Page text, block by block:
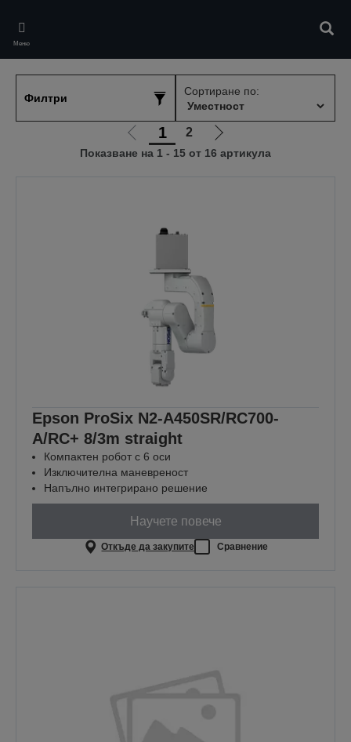
main
content
Меню
Филтри
Сортиране по:
Отиди
на
1 2
Отиди
на
Показване на 1 - 15 от 16 артикула
Epson ProSix N2-A450SR/RC700-
A/RC+ 8/3m straight
Компактен робот с 6 оси
Изключителна маневреност
Напълно интегрирано решение
Научете повече
Откъде да закупите Сравнение